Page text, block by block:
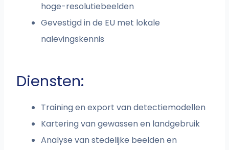
hoge-resolutiebeelden
Gevestigd in de EU met lokale
nalevingskennis
Diensten:
Training en export van detectiemodellen
Kartering van gewassen en landgebruik
Analyse van stedelijke beelden en